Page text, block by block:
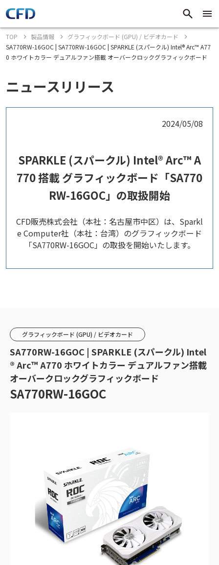
TOP 製品情報
グラフィックボード (GPU) / ビデオカード
SA770RW-16GOC | SA770RW-16GOC | SPARKLE (スパークル) Intel® Arc™ A77
0 ホワイトカラー デュアルファン搭載 オーバークロックグラフィックボード
ニュースリリース
2024/05/08
SPARKLE (スパークル) Intel® Arc™ A
770 搭載 グラフィックボード「SA770
RW-16GOC」の取扱開始
CFD販売株式会社（本社：名古屋市中区）は、Sparkl
e Computer社（本社：台湾）のグラフィックボード
「SA770RW-16GOC」の取扱を開始いたします。
グラフィックボード (GPU) / ビデオカード
SA770RW-16GOC | SPARKLE (スパークル) Intel
® Arc™ A770 ホワイトカラー デュアルファン搭載
オーバークロックグラフィックボード
SA770RW-16GOC